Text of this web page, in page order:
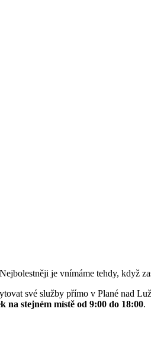
je vnímáme tehdy, když
své služby přímo v Plané nad
na stejném místě od 9:00 do 18:00.